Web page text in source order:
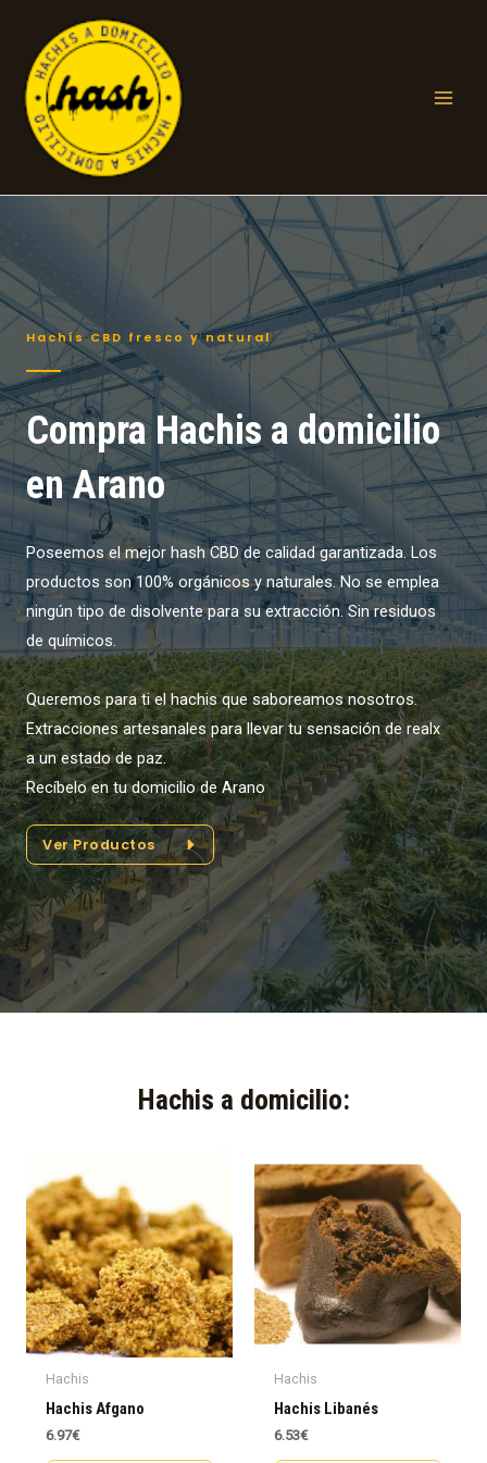
contenido
Hachís CBD fresco y natural
Compra Hachis a domicilio
en Arano
Poseemos el mejor hash CBD de calidad garantizada. Los
productos son 100% orgánicos y naturales. No se emplea
ningún tipo de disolvente para su extracción. Sin residuos
de químicos.
Queremos para ti el hachis que saboreamos nosotros.
Extracciones artesanales para llevar tu sensación de realx
a un estado de paz.
Recíbelo en tu domicilio de Arano
Ver Productos
Hachis a domicilio:​
Hachis
Hachis Afgano
6.97€
Hachis
Hachis Libanés
6.53€